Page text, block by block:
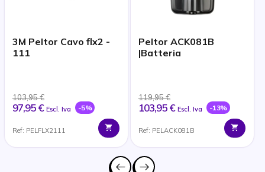
3M Peltor Cavo flx2 -
111
103,95 €
97,95 € Escl. Iva -5%
Ref: PELFLX2111
Peltor ACK081B
|Batteria
119,95 €
103,95 € Escl. Iva -13%
Ref: PELACK081B